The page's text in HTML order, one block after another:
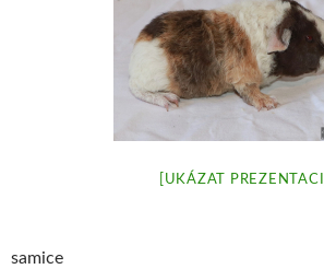
[UKÁZAT PREZENTACI]
samice